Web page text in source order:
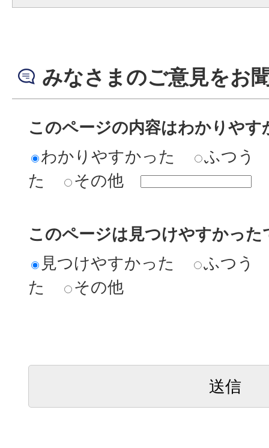
みなさまのご意見をお
このページの内容はわかりやす
わかりやすかった
ふつう
た
その他
このページは見つけやすかった
見つけやすかった
ふつう
た
その他